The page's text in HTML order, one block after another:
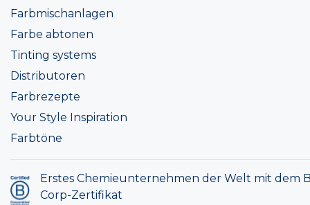
Farbmischanlagen
Farbe abtonen
Tinting systems
Distributoren
Farbrezepte
Your Style Inspiration
Farbtöne
Erstes Chemieunternehmen der Welt mit dem
Corp-Zertifikat